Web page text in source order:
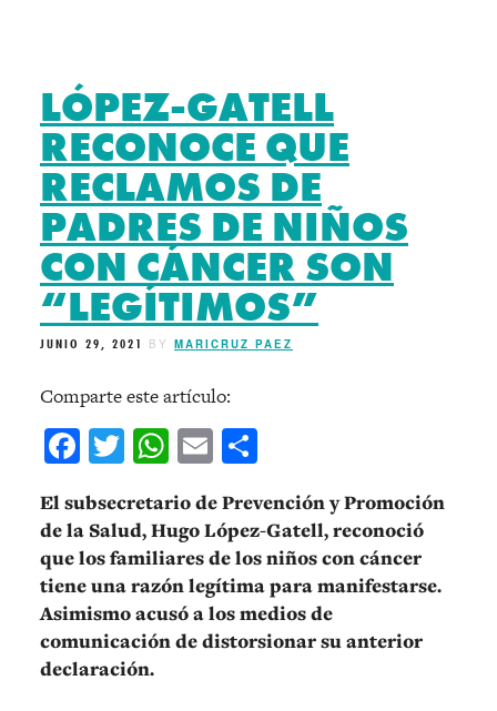
LÓPEZ-GATELL
RECONOCE QUE
RECLAMOS DE
PADRES DE NIÑOS
CON CÁNCER SON
“LEGÍTIMOS”
JUNIO 29, 2021 BY MARICRUZ PAEZ
Comparte este artículo:
Facebook
Twitter
WhatsApp
Email
El subsecretario de Prevención y Promoción
de la Salud, Hugo López-Gatell, reconoció
que los familiares de los niños con cáncer
tiene una razón legítima para manifestarse.
Asimismo acusó a los medios de
comunicación de distorsionar su anterior
declaración.